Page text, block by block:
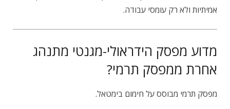
אמיתיות ולא רק עומסי עבודה.
מדוע מפסק הידראולי-מגנטי מתנהג
אחרת ממפסק תרמי?
מפסק תרמי מבוסס על חימום בימטאל.